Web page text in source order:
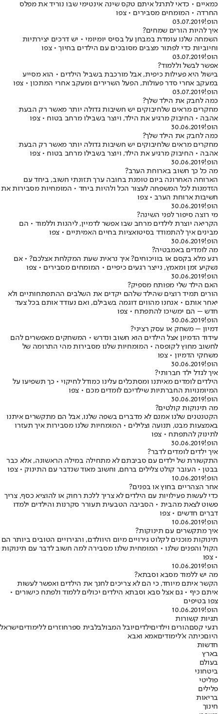
כמאיים • כדאי לתרגל איתם טקס שינה אינטימי שבו נוריד את מפלס
החרדה • המומחים מסבירים • צפו
הופ!03.07.2019
איך להיות הורים שמחים?
השמחה שלנו עומדת במבחן על בסיס יומיומי • יש דרכים יצירתיות
וחיוביות כדי לפתור מצבים מסובכים עם הילדים בחיוך • צפו
הופ!03.07.2019
אפשר לבשל וללמוד?
בישול היא פעילות כיפית, אבל מורכבת בשביל הילדים • הוא מסייע
במעקב אחרי סדר פעולות, הפעל השרירים ומעקב אחרי המתכון • צפו
הופ!03.07.2019
כמה לחבק את הילד שלך?
מחקרים מראים שלחיבוקים יש חשיבות גדולה יותר מאשר רק הבעת
אהבה • החיבוק מרגיע את הילד, ויוצר בשבילו מרחב בטוח • צפו
הופ!30.06.2019
כמה לחבק את הילד שלך?
מחקרים מראים שלחיבוקים יש חשיבות גדולה יותר מאשר רק הבעת
אהבה • החיבוק מרגיע את הילד, ויוצר בשבילו מרחב בטוח • צפו
הופ!30.06.2019
מה כל כך חשוב בארוחת הערב?
הארוחה האחרונה ביום טומנת בחובה ערך תזונתי חשוב, ביחד עם
הזדמנות לכל המשפחה לעצור הכל ולהיות ביחד • המומחיות מסבירות את
חשיבות ארוחת הערב • צפו
הופ!30.06.2019
מי רוצה סיפור לפני השינה?
הקריאה יוצרת לילדים מרחב שבו אפשר לדמיין, ליהנות וללמוד • הם
מבינים איך להתמודד בסיטואציות בחיים האמיתיים • צפו
הופ!30.06.2019
מה לומדים באמבטיה?
רגע מלא בקסם או בוויכוחים? איך נראית שעת המקלחת אצלכם? • אם
נשקיע זמן ומאמץ, נייצר רגעים כיפיים • המומחים מסבירים • צפו
הופ!30.06.2019
האם הילד שלי מפותח מספיק?
הורים תמיד רוצים שהילד שלהם יקדים את השלבים ההתפתחותיים ולא
יאחר אותם • אנחנו מהווים דוגמה בשבילם, ואם נעודד אותם בכל צעד
חדש – הם ימשיכו להתפתח • צפו
הופ!30.06.2019
דמיון – משחק או עסק רציני?
עידוד הדמיון אצל הילדים הוא חשוב ונדרש • המשחקים מאפשרים להם
לחשוב מחוץ לקופסה • המומחיות שלנו מסבירות מהי התרומה של
משחקי הדמיון • צפו
הופ!30.06.2019
איך לגדל ילד חברותי?
הילדים לומדים מאיתנו ומסתכלים עלינו כמודל לחיקוי • כך תשפיעו על
המיומנויות החברתיות שילדיכם לומדים מכם • צפו
הופ!30.06.2019
מה תינוקות קולטים?
הקטנטנים שלנו אמנם לא מדברים בשפה שלנו, אבל הם מתקשרים איתנו
באמצעות מבט, תנועה וצלילים • המומחיות שלנו מסבירות איך תעזרו
לתינוק להתפתח • צפו
הופ!30.06.2019
איך ילדים לומדים לדבר?
התקשורת של ילדים עם סביבתם לא מתחילה במילה הראשונה, אלא כבר
בבטן • העובר קולט צלילים ברחם, וחשוב מאוד שנדבר עם התינוק • צפו
הופ!10.06.2019
אחר הצהריים בחוץ או בפנים?
כדי לעשות פעילויות עם הילדים לא צריך ללכת רחוק או להוציא כסף, צריך
פשוט לצאת מהבית • הסביבה הטבעית תעורר סקרנות והילדים ילמדו
דברים חדשים • צפו
הופ!10.06.2019
איך מתקשרים עם תינוקות?
תינוקות מוכנים לקלוט גירויים מיום היוולדם, והגירויים הטובים ביותר הם
הקול והפנים שלנו • המומחית שלנו מסבירה למה חשוב לדבר עם תינוקות
• צפו
הופ!10.06.2019
מה יש ללמוד מסבא וסבתא?
הקשר איתם מיוחד, כי הם לא צריכים לחנך את הילדים ואפשר לעשות
איתם כיף • גם אצל סבא וסבתא הילדים יכולים ללמוד ולפתח כישורים •
צפו בטיפים
הופ!10.06.2019
תגיות קשורות
רגעי קסםהורים וילדיםילדיםיובל המבולבלבית ספרחוזרים ללימודיםישראל
היוםכיתה א'לימודיםאמא ואבא
חדשות
בארץ
בעולם
ביטחוני
פוליטי
פלילים
בריאות
חינוך